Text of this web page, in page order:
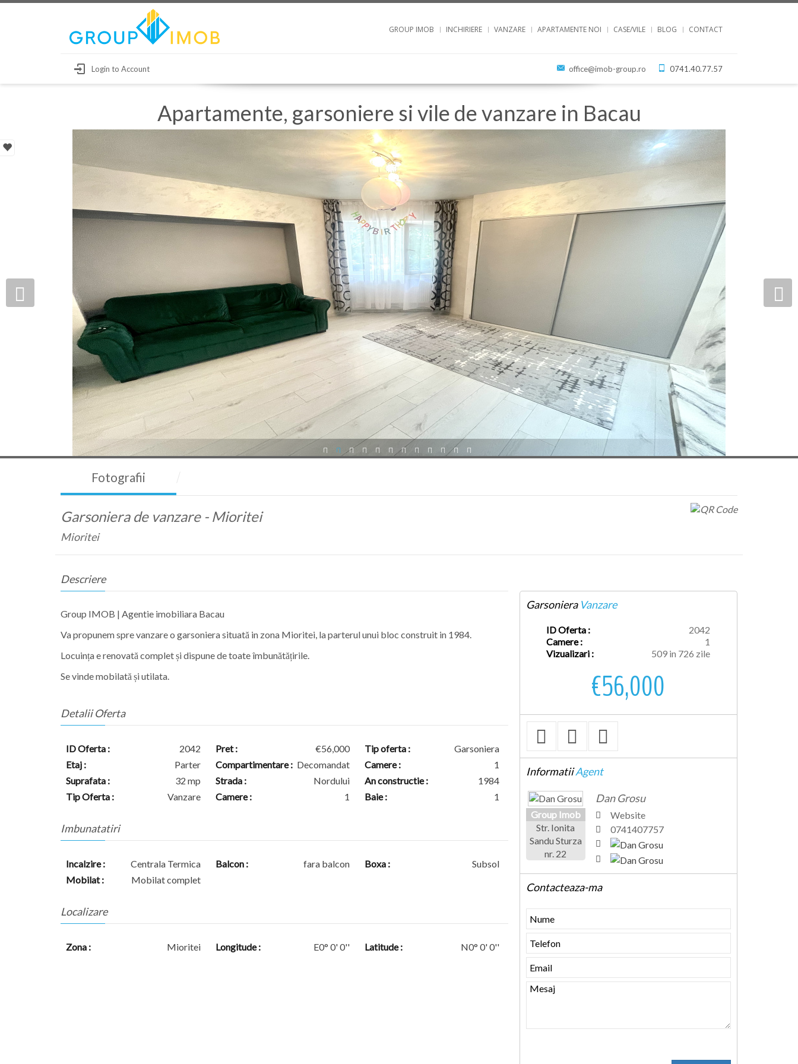
GROUP IMOB INCHIRIERE VANZARE APARTAMENTE NOI CASE/VILE BLOG CONTACT
Login to Account 0741.40.77.57
office@imob-group.ro
Apartamente, garsoniere si vile de vanzare in Bacau
1 2 3 4 5 6 7 8 9 10 11 12
Fotografii
Garsoniera de vanzare - Mioritei
Mioritei
Descriere
Group IMOB | Agentie imobiliara Bacau
Va propunem spre vanzare o garsoniera situată in zona Mioritei, la parterul unui bloc construit in 1984.
Locuința e renovată complet și dispune de toate îmbunătățirile.
Se vinde mobilată și utilata.
Detalii Oferta
ID Oferta : 2042 Pret : €56,000 Tip oferta :
Garsoniera
Etaj :
Parter Compartimentare : Decomandat Camere :
1
Suprafata :
32 mp Strada : Nordului An constructie :
1984
Tip Oferta :
Vanzare Camere : 1 Baie : 1
Imbunatatiri
Incalzire : Centrala Termica Balcon : fara balcon Boxa :
Subsol
Mobilat :
Mobilat complet
Localizare
Zona : Mioritei Longitude : E0° 0' 0'' Latitude : N0° 0' 0''
GarsonieraVanzare
ID Oferta :
2042
Camere :
1
Vizualizari :
509 in 726 zile
€56,000
InformatiiAgent
Group Imob
Str. Ionita
Sandu Sturza
nr. 22
Dan Grosu
Website
0741407757
Contacteaza-ma